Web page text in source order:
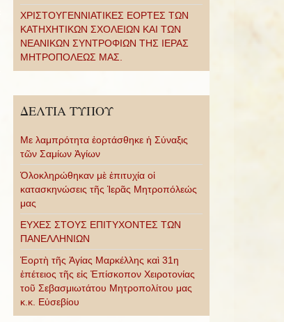
ΧΡΙΣΤΟΥΓΕΝΝΙΑΤΙΚΕΣ ΕΟΡΤΕΣ ΤΩΝ
ΚΑΤΗΧΗΤΙΚΩΝ ΣΧΟΛΕΙΩΝ ΚΑΙ ΤΩΝ
ΝΕΑΝΙΚΩΝ ΣΥΝΤΡΟΦΙΩΝ ΤΗΣ ΙΕΡΑΣ
ΜΗΤΡΟΠΟΛΕΩΣ ΜΑΣ.
ΔΕΛΤΙΑ ΤΥΠΟΥ
Με λαμπρότητα ἑορτάσθηκε ἡ Σύναξις
τῶν Σαμίων Ἁγίων
Ὁλοκληρώθηκαν μὲ ἐπιτυχία οἱ
κατασκηνώσεις τῆς Ἱερᾶς Μητροπόλεώς
μας
ΕΥΧΕΣ ΣΤΟΥΣ ΕΠΙΤΥΧΟΝΤΕΣ ΤΩΝ
ΠΑΝΕΛΛΗΝΙΩΝ
Ἑορτὴ τῆς Ἁγίας Μαρκέλλης καὶ 31η
ἐπέτειος τῆς εἰς Ἐπίσκοπον Χειροτονίας
τοῦ Σεβασμιωτάτου Μητροπολίτου μας
κ.κ. Εὐσεβίου